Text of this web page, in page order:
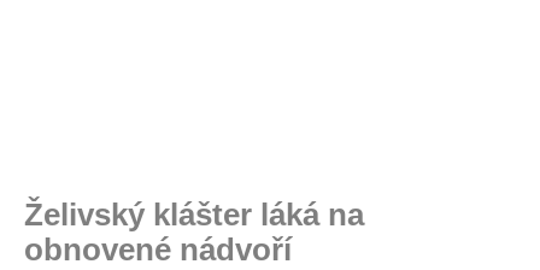
Želivský klášter láká na
obnovené nádvoří